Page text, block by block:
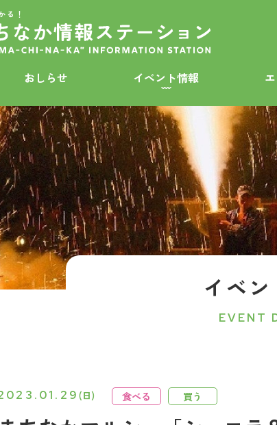
る！
おしらせ イベント情報
イベ
EVENT
(日) 食べる 買う